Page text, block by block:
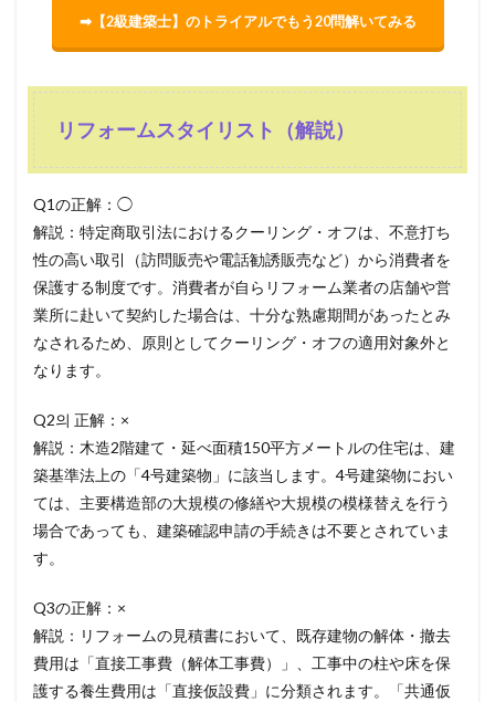
➡【2級建築士】のトライアルでもう20問解いてみる
リフォームスタイリスト（解説）
Q1の正解：◯
解説：特定商取引法におけるクーリング・オフは、不意打ち
性の高い取引（訪問販売や電話勧誘販売など）から消費者を
保護する制度です。消費者が自らリフォーム業者の店舗や営
業所に赴いて契約した場合は、十分な熟慮期間があったとみ
なされるため、原則としてクーリング・オフの適用対象外と
なります。
Q2의 正解：×
解説：木造2階建て・延べ面積150平方メートルの住宅は、建
築基準法上の「4号建築物」に該当します。4号建築物におい
ては、主要構造部の大規模の修繕や大規模の模様替えを行う
場合であっても、建築確認申請の手続きは不要とされていま
す。
Q3の正解：×
解説：リフォームの見積書において、既存建物の解体・撤去
費用は「直接工事費（解体工事費）」、工事中の柱や床を保
護する養生費用は「直接仮設費」に分類されます。「共通仮